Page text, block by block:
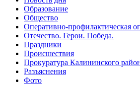
Образование
Общество
Оперативно-профилактическая
Отечество. Герои. Победа.
Праздники
Происшествия
Прокуратура Калининского
Разъяснения
Фото